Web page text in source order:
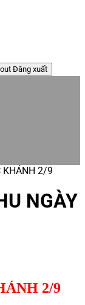
Đăng xuất
KHÁNH 2/9
NGÀY
2/9